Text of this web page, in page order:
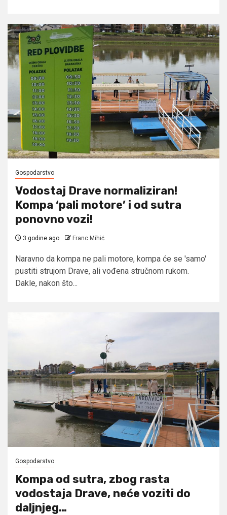
Gospodarstvo
Vodostaj Drave normaliziran!
Kompa ‘pali motore’ i od sutra
ponovno vozi!
3 godine ago Franc Mihić
Naravno da kompa ne pali motore, kompa će se 'samo'
pustiti strujom Drave, ali vođena stručnom rukom.
Dakle, nakon što...
Gospodarstvo
Kompa od sutra, zbog rasta
vodostaja Drave, neće voziti do
daljnjeg…